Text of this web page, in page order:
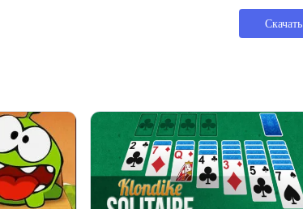
Скачать